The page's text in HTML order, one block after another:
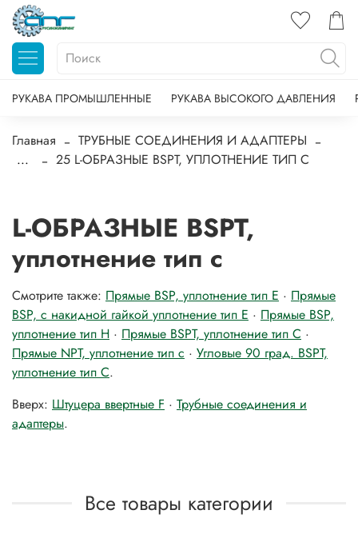
РУКАВА ПРОМЫШЛЕННЫЕ РУКАВА ВЫСОКОГО ДАВЛЕНИЯ
Главная
ТРУБНЫЕ СОЕДИНЕНИЯ И АДАПТЕРЫ
...
25 L-ОБРАЗНЫЕ BSPT, УПЛОТНЕНИЕ ТИП С
L-ОБРАЗНЫЕ BSPT,
уплотнение тип с
Смотрите также: Прямые BSP, уплотнение тип E · Прямые
BSP, с накидной гайкой уплотнение тип E · Прямые BSP,
уплотнение тип H · Прямые BSPT, уплотнение тип C ·
Прямые NPT, уплотнение тип с · Угловые 90 град. BSPT,
уплотнение тип C.
Вверх: Штуцера ввертные F · Трубные соединения и
адаптеры.
Все товары категории